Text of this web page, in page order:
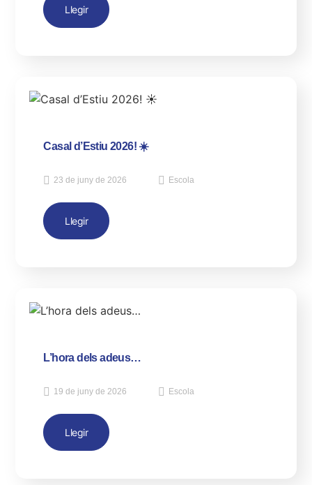
Llegir
Casal d’Estiu 2026! ☀️
23 de juny de 2026 Escola
Llegir
L’hora dels adeus…
19 de juny de 2026 Escola
Llegir